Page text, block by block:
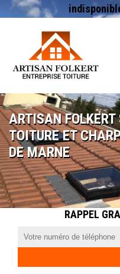
ARTISAN
TOITURE ET
DE MARNE
RAPPEL